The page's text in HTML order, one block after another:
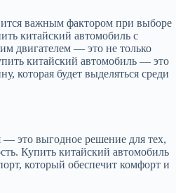
важным фактором при выборе
китайский автомобиль с
двигателем — это не только
китайский автомобиль — это
которая будет выделяться среди
это выгодное решение для тех,
Купить китайский автомобиль
который обеспечит комфорт и